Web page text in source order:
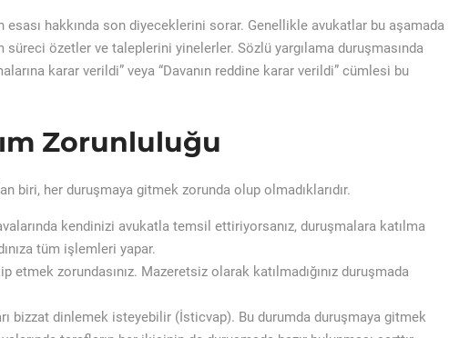
hakkında son diyeceklerini sorar. Genellikle avukatlar bu aşamada
özetler ve taleplerini yinelerler. Sözlü yargılama duruşmasında
karar verildi” veya “Davanın reddine karar verildi” cümlesi bu
Zorunluluğu
biri, her duruşmaya gitmek zorunda olup olmadıklarıdır.
kendinizi avukatla temsil ettiriyorsanız, duruşmalara katılma
tüm işlemleri yapar.
etmek zorundasınız. Mazeretsiz olarak katılmadığınız duruşmada
bizzat dinlemek isteyebilir (İsticvap). Bu durumda duruşmaya gitmek